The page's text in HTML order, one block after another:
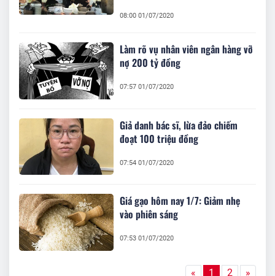
08:00 01/07/2020
Làm rõ vụ nhân viên ngân hàng vỡ
nợ 200 tỷ đồng
07:57 01/07/2020
Giả danh bác sĩ, lừa đảo chiếm
đoạt 100 triệu đồng
07:54 01/07/2020
Giá gạo hôm nay 1/7: Giảm nhẹ
vào phiên sáng
07:53 01/07/2020
« 1 2 »